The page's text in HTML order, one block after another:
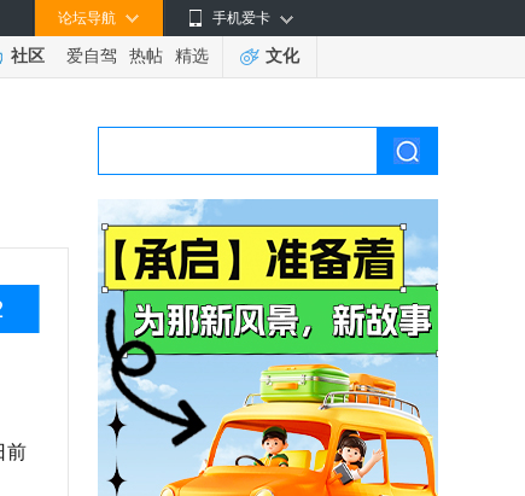
手机爱卡
论坛导航
社区 爱自驾 热帖 精选 文化
前